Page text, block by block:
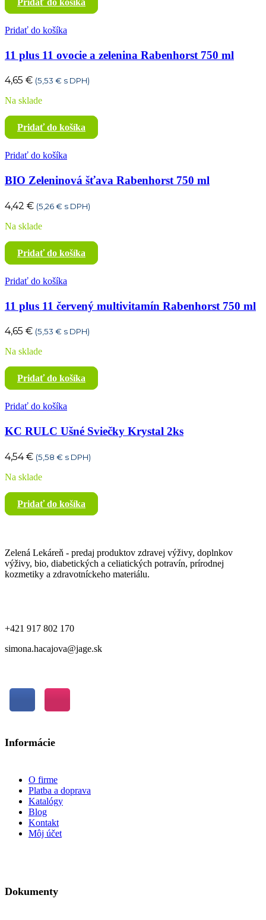
Pridať do košíka
Pridať do košíka
11 plus 11 ovocie a zelenina Rabenhorst 750 ml
4,65 € (5,53 € s DPH)
Na sklade
Pridať do košíka
Pridať do košíka
BIO Zeleninová šťava Rabenhorst 750 ml
4,42 € (5,26€ s DPH)
Na sklade
Pridať do košíka
Pridať do košíka
11 plus 11 červený multivitamín Rabenhorst 750 ml
4,65 € (5,53 € s DPH)
Na sklade
Pridať do košíka
Pridať do košíka
KC RULC Ušné Sviečky Krystal 2ks
4,54€ (5,58 € s DPH)
Na sklade
Pridať do košíka
Zelená Lekáreň - predaj produktov zdravej výživy, doplnkov
výživy, bio, diabetických a celiatických potravín, prírodnej
kozmetiky a zdravotníckeho materiálu.
+421 917 802 170
simona.hacajova@jage.sk
Informácie
O firme
Platba a doprava
Katalógy
Blog
Kontakt
Môj účet
Dokumenty